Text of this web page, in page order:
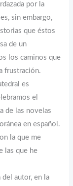
por la
sin embargo,
que éstos
de un
los caminos que
frustración.
es
el
de las novelas
en español.
la que me
las que he
autor, en la